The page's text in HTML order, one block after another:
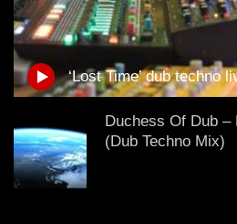
Dub Techno Music Set In The
# 37 By Klaüs.
‘Lost Time’ dub techno
Duchess Of Dub –
(Dub Techno Mix)